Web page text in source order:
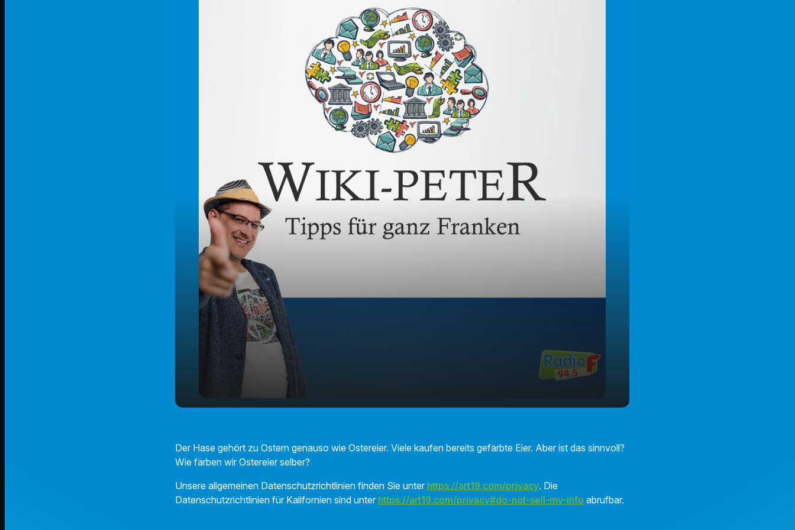
Der Hase gehört zu Ostern genauso wie Ostereier. Viele kaufen bereits gefärbte Eier. Aber ist das sinnvoll?
Wie färben wir Ostereier selber?
Unsere allgemeinen Datenschutzrichtlinien finden Sie unter https://art19.com/privacy. Die
Datenschutzrichtlinien für Kalifornien sind unter https://art19.com/privacy#do-not-sell-my-info abrufbar.